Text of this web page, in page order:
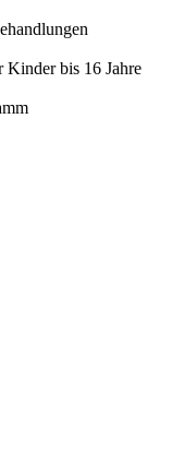
Kinder bis 16 Jahre